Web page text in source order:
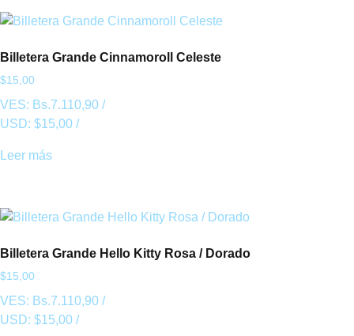
Billetera Grande Cinnamoroll Celeste
$15,00
VES: Bs.7.110,90 /
USD: $15,00 /
Leer más
Billetera Grande Hello Kitty Rosa / Dorado
$15,00
VES: Bs.7.110,90 /
USD: $15,00 /